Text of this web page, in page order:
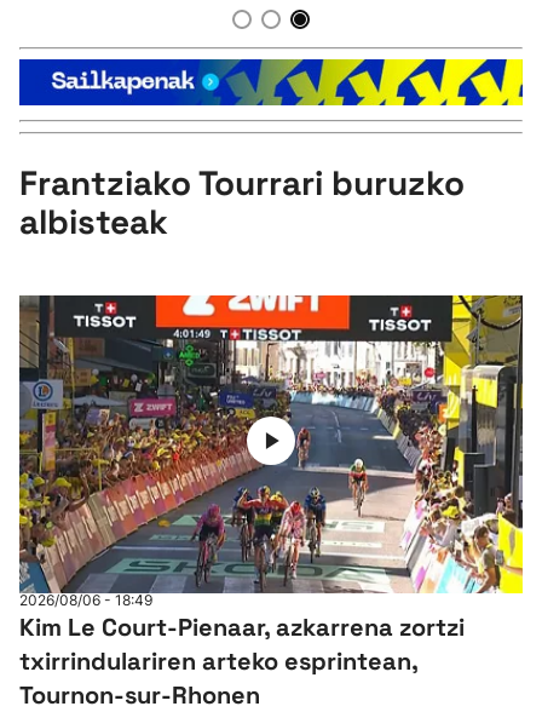
Kirol gehiago
"Helmuga"
Frantziako Tourrari buruzko
albisteak
2026/08/06 - 18:49
Kim Le Court-Pienaar, azkarrena zortzi
txirrindulariren arteko esprintean,
Tournon-sur-Rhonen